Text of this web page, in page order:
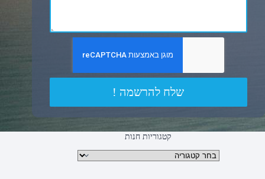
שלח להרשמה !
קטגוריות חנות
קטגוריות מוצרים